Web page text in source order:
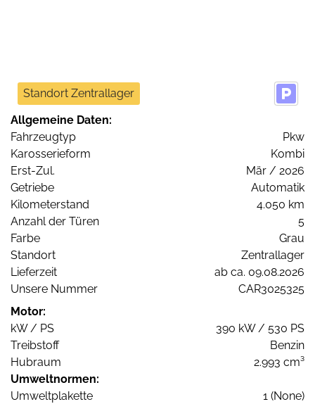
Standort Zentrallager
Allgemeine Daten:
Fahrzeugtyp
Pkw
Karosserieform
Kombi
Erst-Zul.
Mär / 2026
Getriebe
Automatik
Kilometerstand
4.050 km
Anzahl der Türen
5
Farbe
Grau
Standort
Zentrallager
Lieferzeit
ab ca. 09.08.2026
Unsere Nummer
CAR3025325
Motor:
kW / PS
390 kW / 530 PS
Treibstoff
Benzin
Hubraum
2.993 cm³
Umweltnormen:
Umweltplakette
1 (None)